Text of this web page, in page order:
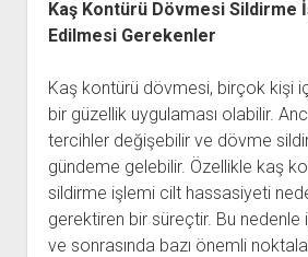
Kaş Kontürü Dövmesi Sildirme
Edilmesi Gerekenler
Kaş kontürü dövmesi, birçok kişi
bir güzellik uygulaması olabilir.
tercihler değişebilir ve dövme
gündeme gelebilir. Özellikle kaş
sildirme işlemi cilt hassasiyeti
gerektiren bir süreçtir. Bu
ve sonrasında bazı önemli